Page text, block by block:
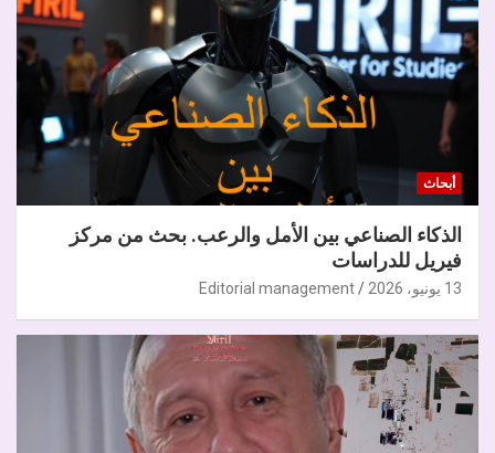
أبحاث
الذكاء الصناعي بين الأمل والرعب. بحث من مركز
فيريل للدراسات
13 يونيو، 2026 Editorial management